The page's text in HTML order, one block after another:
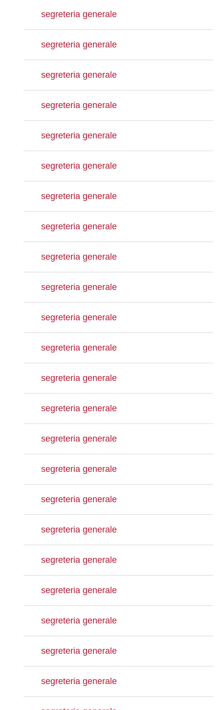
segreteria generale
segreteria generale
segreteria generale
segreteria generale
segreteria generale
segreteria generale
segreteria generale
segreteria generale
segreteria generale
segreteria generale
segreteria generale
segreteria generale
segreteria generale
segreteria generale
segreteria generale
segreteria generale
segreteria generale
segreteria generale
segreteria generale
segreteria generale
segreteria generale
segreteria generale
segreteria generale